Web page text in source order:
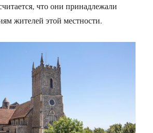
что они принадлежали
жителей этой местности.